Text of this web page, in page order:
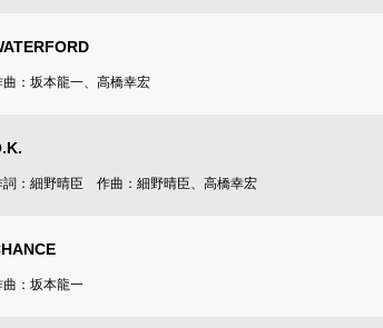
曲：坂本龍一、高橋幸宏
詞：細野晴臣 作曲：細野晴臣、高橋幸宏
曲：坂本龍一